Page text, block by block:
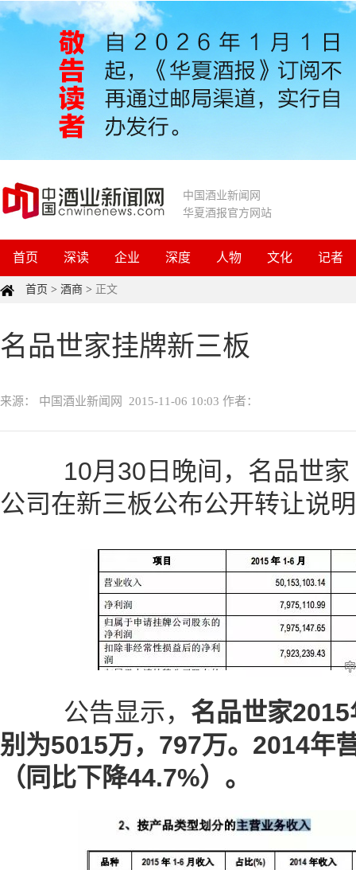
中国酒业新闻网
华夏酒报官方网站
首页 深读 企业 深度 人物 文化 记者
首页 > 酒商 > 正文
名品世家挂牌新三板
来源： 中国酒业新闻网 2015-11-06 10:03 作者：
10月30日晚间，名品世家
公司在新三板公布公开转让说
公告显示， 名品世家
别为5015万，797万。2014年
（同比下降44.7%）。